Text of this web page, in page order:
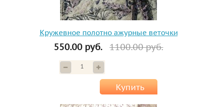
Кружевное полотно ажурные веточки
550.00 руб. 1100.00 руб.
Купить